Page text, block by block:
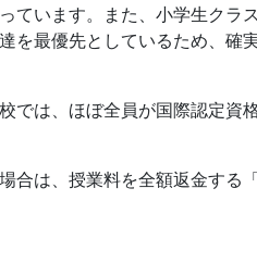
います。また、小学生クラ
最優先としているため、確
は、ほぼ全員が国際認定資
は、授業料を全額返金する